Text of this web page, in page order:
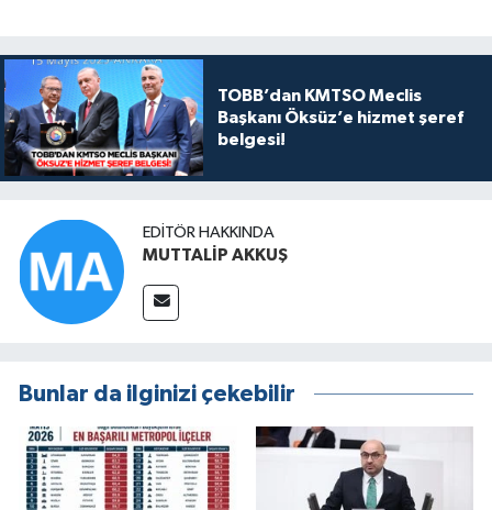
TOBB’dan KMTSO Meclis
Başkanı Öksüz’e hizmet şeref
belgesi!
EDITÖR HAKKINDA
MUTTALİP AKKUŞ
Bunlar da ilginizi çekebilir